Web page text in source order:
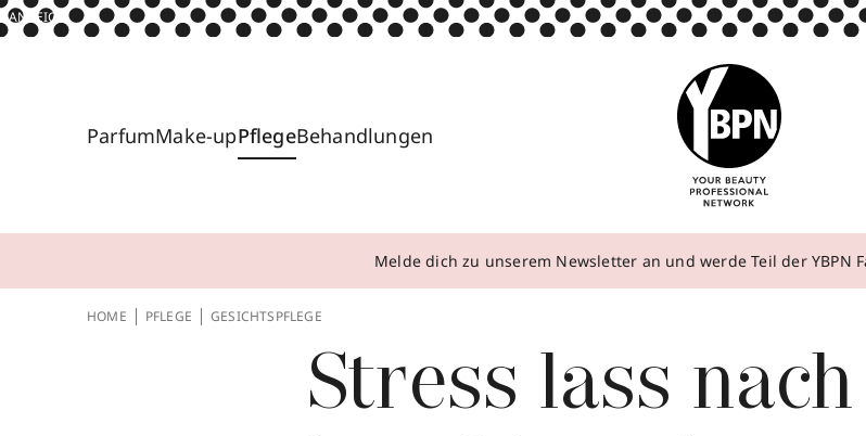
ANZEIGE
ParfumMake-upPflegeBehandlungen
Melde dich zu unserem Newsletter an und werde Teil der YBPN
HOME PFLEGE GESICHTSPFLEGE
Stress lass